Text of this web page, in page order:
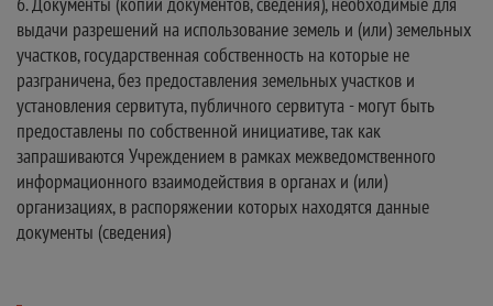
выдачи разрешений на использование земель и (или) земельных
участков, государственная собственность на которые не
разграничена, без предоставления земельных участков и
установления сервитута, публичного сервитута - могут быть
предоставлены по собственной инициативе, так как
запрашиваются Учреждением в рамках межведомственного
информационного взаимодействия в органах и (или)
организациях, в распоряжении которых находятся данные
документы (сведения)